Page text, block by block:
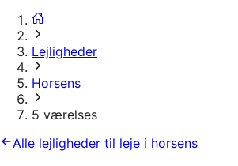
Lejligheder
Horsens
5 værelses
Alle lejligheder til leje i horsens